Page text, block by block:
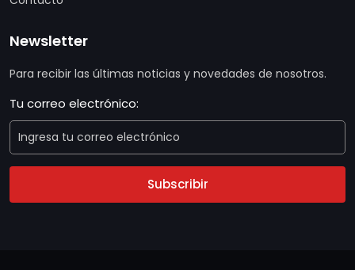
Newsletter
Para recibir las últimas noticias y novedades de nosotros.
Tu correo electrónico:
Subscribir